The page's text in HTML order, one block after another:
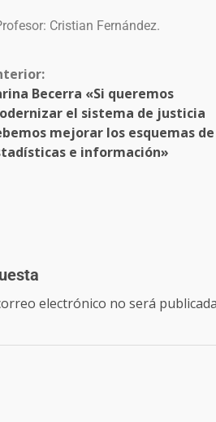
Cristian Fernández.
Becerra «Si queremos
el sistema de justicia
mejorar los esquemas de
e información»
electrónico no será